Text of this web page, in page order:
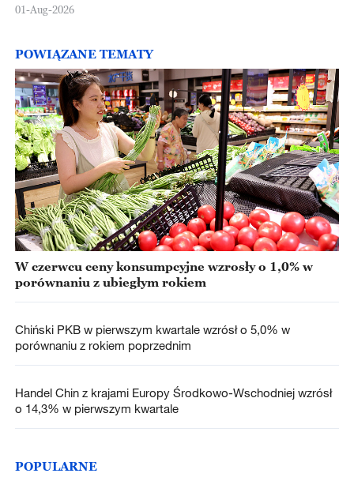
Europejskiej
01-Aug-2026
POWIĄZANE TEMATY
W czerwcu ceny konsumpcyjne wzrosły o 1,0% w
porównaniu z ubiegłym rokiem
Chiński PKB w pierwszym kwartale wzrósł o 5,0% w
porównaniu z rokiem poprzednim
Handel Chin z krajami Europy Środkowo-Wschodniej wzrósł
o 14,3% w pierwszym kwartale
POPULARNE